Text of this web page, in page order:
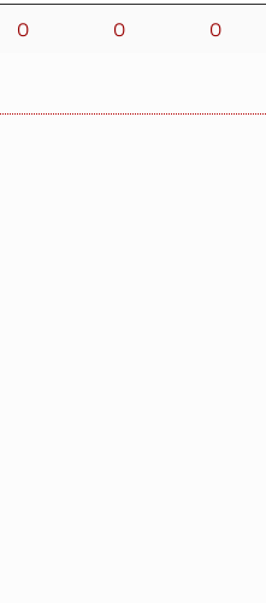
0 0 0